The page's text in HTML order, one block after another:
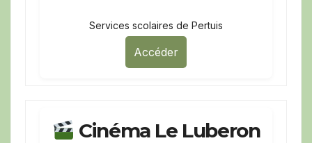
Services scolaires de Pertuis
Accéder
Cinéma Le Luberon